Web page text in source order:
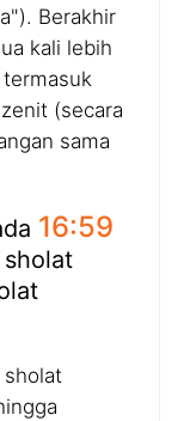
Berakhir
kali lebih
(secara
sama
16:59
sholat